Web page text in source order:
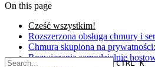
CTRL K
On this page
Cześć wszystkim!
Rozszerzona obsługa chmury i
Chmura skupiona na
Rozwiązania samodzielnie